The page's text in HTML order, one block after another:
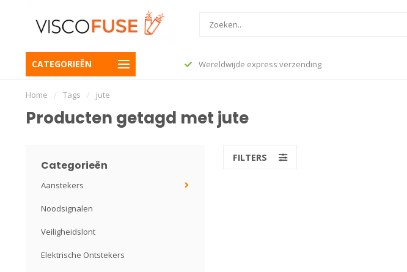
CATEGORIEËN
vandaag nog verzonden Wereldwijde express verzending
Home / Tags / jute
Producten getagd met jute
Categorieën
Aanstekers
Noodsignalen
Veiligheidslont
Elektrische Ontstekers
FILTERS